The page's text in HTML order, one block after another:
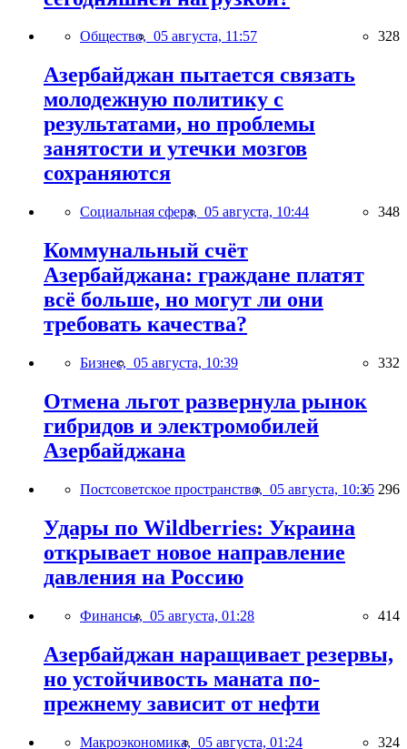
Общество, 05 августа, 11:57 328
Азербайджан пытается связать
молодежную политику с
результатами, но проблемы
занятости и утечки мозгов
сохраняются
Социальная сфера, 05 августа, 10:44 348
Коммунальный счёт
Азербайджана: граждане платят
всё больше, но могут ли они
требовать качества?
Бизнес, 05 августа, 10:39 332
Отмена льгот развернула рынок
гибридов и электромобилей
Азербайджана
Постсоветское пространство, 05 августа, 10:35 296
Удары по Wildberries: Украина
открывает новое направление
давления на Россию
Финансы, 05 августа, 01:28 414
Азербайджан наращивает резервы,
но устойчивость маната по-
прежнему зависит от нефти
Макроэкономика, 05 августа, 01:24 324